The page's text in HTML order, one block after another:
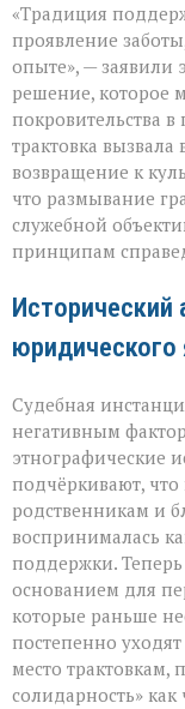
«Традиция
проявление
опыте», — заявили
решение, которое
покровительства
трактовка
возвращение к
что размывание
служебной
принципам
Исторический
юридического
Судебная
негативным
этнографические
подчёркивают, что
родственникам и
воспринималась
поддержки. Теперь
основанием для
которые раньше
постепенно
место
солидарность» как